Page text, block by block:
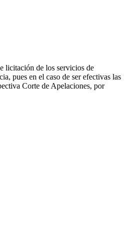
licitación de los servicios de
pues en el caso de ser efectivas las
Corte de Apelaciones, por